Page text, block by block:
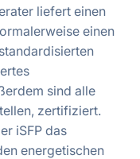
liefert einen
einen
sind alle
zertifiziert.
iSFP das
energetischen